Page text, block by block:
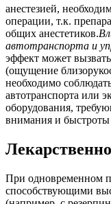
анестезией,
операции, т.к.
общих анестетиков.
автотранспорта и
эффект может
(ощущение
необходимо
автотранспорта или
оборудования,
внимания и
При одновременном
способствующими